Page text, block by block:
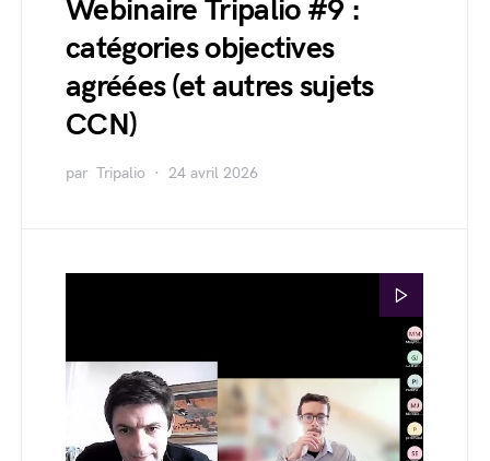
Webinaire Tripalio #9 :
catégories objectives
agréées (et autres sujets
CCN)
par Tripalio 24 avril 2026